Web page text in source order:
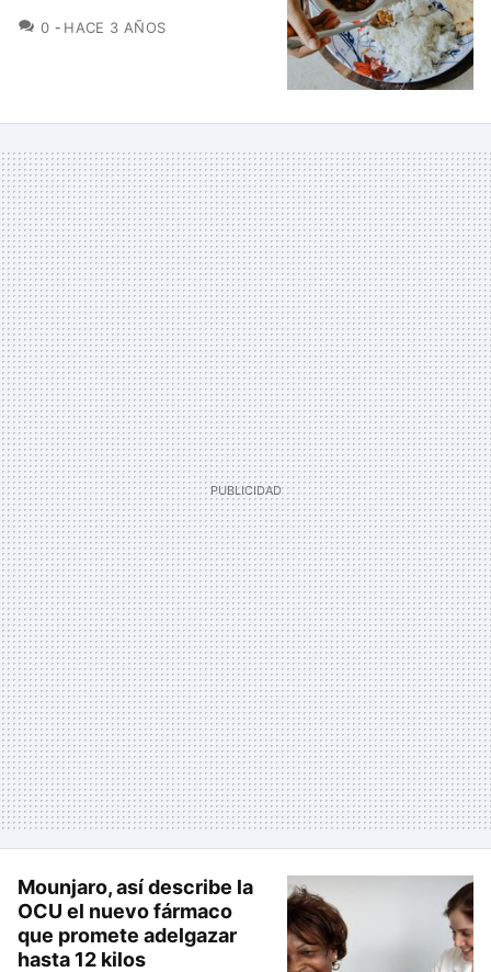
0 COMENTARIOS
HACE 3 AÑOS
Mounjaro, así describe la
OCU el nuevo fármaco
que promete adelgazar
hasta 12 kilos